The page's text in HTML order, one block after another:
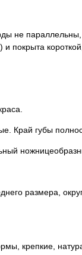
не
покрыта
Край губы
размера,
крепкие,